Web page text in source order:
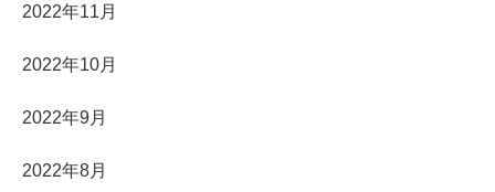
2022年11月
2022年10月
2022年9月
2022年8月